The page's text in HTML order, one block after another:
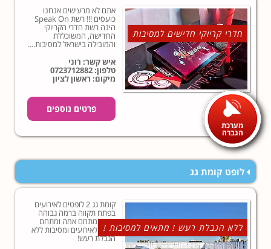
חדרי קריוקי חדישים למסיבות
מערכת
הגברה
אתם לא מרעישים אנחנו
כועסים !!! רשת Speak On
הינה רשת חדרי הקריוקי
החדישה, המשוכללת
והמובילה בישראל למסיבות....
איש קשר: רוני
טלפון:0723712882
מיקום: ראשון לציון
פרטים נוספים
לופט קומת גג
ללא הגבלת רעש ! מתאים למסיבות !
קומת גג 2 לופטים לאירועים
בפתח תקווה ברמה גבוהה
ביותר מתחם אמה ומתחם
אלכס לאירועים ומסיבות ללא
הגבלת רעש!